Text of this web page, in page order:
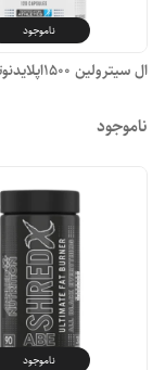
ناموجود
ال سیترولین 1500اپلایدنوتریشن
ناموجود
ناموجود